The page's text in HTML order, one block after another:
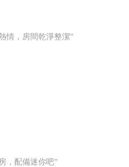
情，房間乾淨整潔”
，配備迷你吧”